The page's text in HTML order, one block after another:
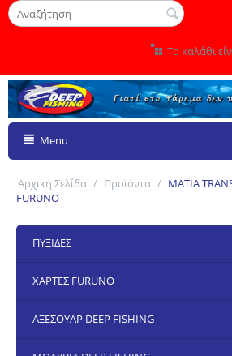
Το καλάθι
Menu
Αρχική Σελίδα / Προϊόντα / ΜΑΤΙΑ
FURUNO
ΠΥΞΙΔΕΣ
ΧΑΡΤΕΣ FURUNO
ΑΞΕΣΟΥΑΡ DEEP FISHING